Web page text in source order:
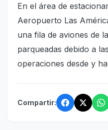
En el área de
Aeropuerto Las
una fila de aviones de
parqueadas debido a
operaciones desde y
Compartir: